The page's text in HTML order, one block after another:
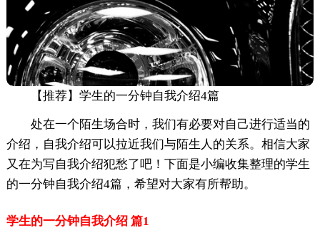
【推荐】学生的一分钟自我介绍4篇
处在一个陌生场合时，我们有必要对自己进行适当的
介绍，自我介绍可以拉近我们与陌生人的关系。相信大家
又在为写自我介绍犯愁了吧！下面是小编收集整理的学生
的一分钟自我介绍4篇，希望对大家有所帮助。
学生的一分钟自我介绍 篇1